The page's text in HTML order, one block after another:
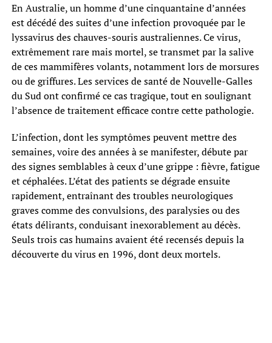
En Australie, un homme d’une cinquantaine d’années
est décédé des suites d’une infection provoquée par le
lyssavirus des chauves-souris australiennes. Ce virus,
extrêmement rare mais mortel, se transmet par la salive
de ces mammifères volants, notamment lors de morsures
ou de griffures. Les services de santé de Nouvelle-Galles
du Sud ont confirmé ce cas tragique, tout en soulignant
l’absence de traitement efficace contre cette pathologie.
L’infection, dont les symptômes peuvent mettre des
semaines, voire des années à se manifester, débute par
des signes semblables à ceux d’une grippe : fièvre, fatigue
et céphalées. L’état des patients se dégrade ensuite
rapidement, entraînant des troubles neurologiques
graves comme des convulsions, des paralysies ou des
états délirants, conduisant inexorablement au décès.
Seuls trois cas humains avaient été recensés depuis la
découverte du virus en 1996, dont deux mortels.